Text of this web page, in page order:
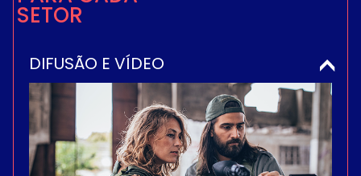
SETOR
DIFUSÃO E VÍDEO